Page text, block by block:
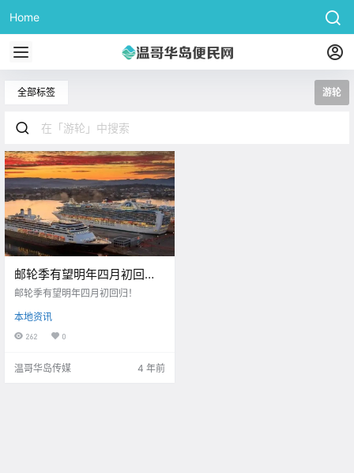
Home
全部标签 游轮
邮轮季有望明年四月初回
归！
邮轮季有望明年四月初回归！
本地资讯
262 0
温哥华岛传媒 4 年前